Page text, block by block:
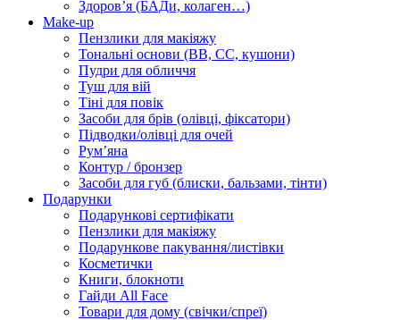
Здоровʼя (БАДи, колаген…)
Make-up
Пензлики для макіяжу
Тональні основи (BB, CC, кушони)
Пудри для обличчя
Туш для вій
Тіні для повік
Засоби для брів (олівці, фіксатори)
Підводки/олівці для очей
Румʼяна
Контур / бронзер
Засоби для губ (блиски, бальзами, тінти)
Подарунки
Подарункові сертифікати
Пензлики для макіяжу
Подарункове пакування/листівки
Косметички
Книги, блокноти
Гайди All Face
Товари для дому (свічки/спреї)